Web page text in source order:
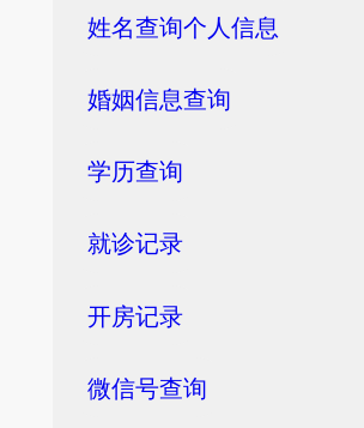
姓名查询个人信息
婚姻信息查询
学历查询
就诊记录
开房记录
微信号查询